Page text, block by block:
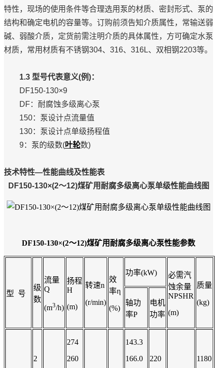
特性，现场的使用条件等合理选用泵的材质、密封形式、泵的
结构和确定电机的容量等。订购前须告知介质属性，常输送弱
碱、弱酸介质，定货前需注明介质的具体属性，方可确定水泵
材质，常用材质有不锈钢304、316、316L、双相钢2203等。
1.3 型号代表意义(例)：
DF150-130×9
DF：耐腐蚀多级离心泵
150：泵设计点流量值
130：泵设计点单级扬程值
9：泵的级数(叶轮数)
技术特性—性能曲线及性能表
DF150-130×(2～12)煤矿用耐腐多级离心泵单级性能曲线图
DF150-130×(2～12)煤矿用耐腐多级离心泵性能参数
型 号
级
数
流量
Q
(m3/h)
扬程
H
(m)
转速n
(r/min)
效
率η
(%)
功率(kW)
必需汽
蚀余量
NPSHR
(m)
质量
(kg)
轴功
率P
电机
功率
2
274
260
143.3
166.0
220 1180